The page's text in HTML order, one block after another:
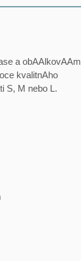
a obAAlkovAAm
kvalitnAho
S, M nebo L.